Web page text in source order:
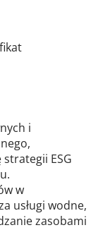
i
ESG
w
usługi wodne,
zasobami